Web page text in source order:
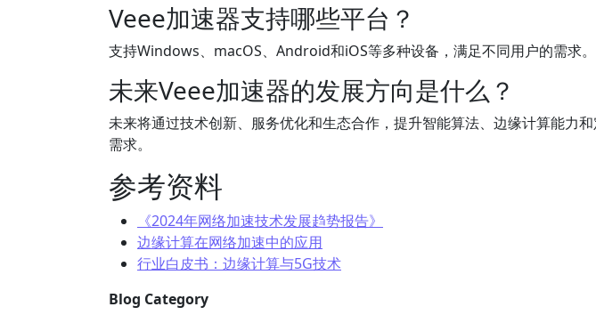
Veee加速器支持哪些平台？
支持Windows、macOS、Android和iOS等多种设备，满足不同用户的需求。
未来Veee加速器的发展方向是什么？
未来将通过技术创新、服务优化和生态合作，提升智能算法、边缘计算能力
需求。
参考资料
《2024年网络加速技术发展趋势报告》
边缘计算在网络加速中的应用
行业白皮书：边缘计算与5G技术
Blog Category